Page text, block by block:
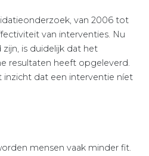
van 2006 tot
van interventies. Nu
is duidelijk dat het
resultaten heeft opgeleverd.
inzicht dat een interventie níet
mensen vaak minder fit.